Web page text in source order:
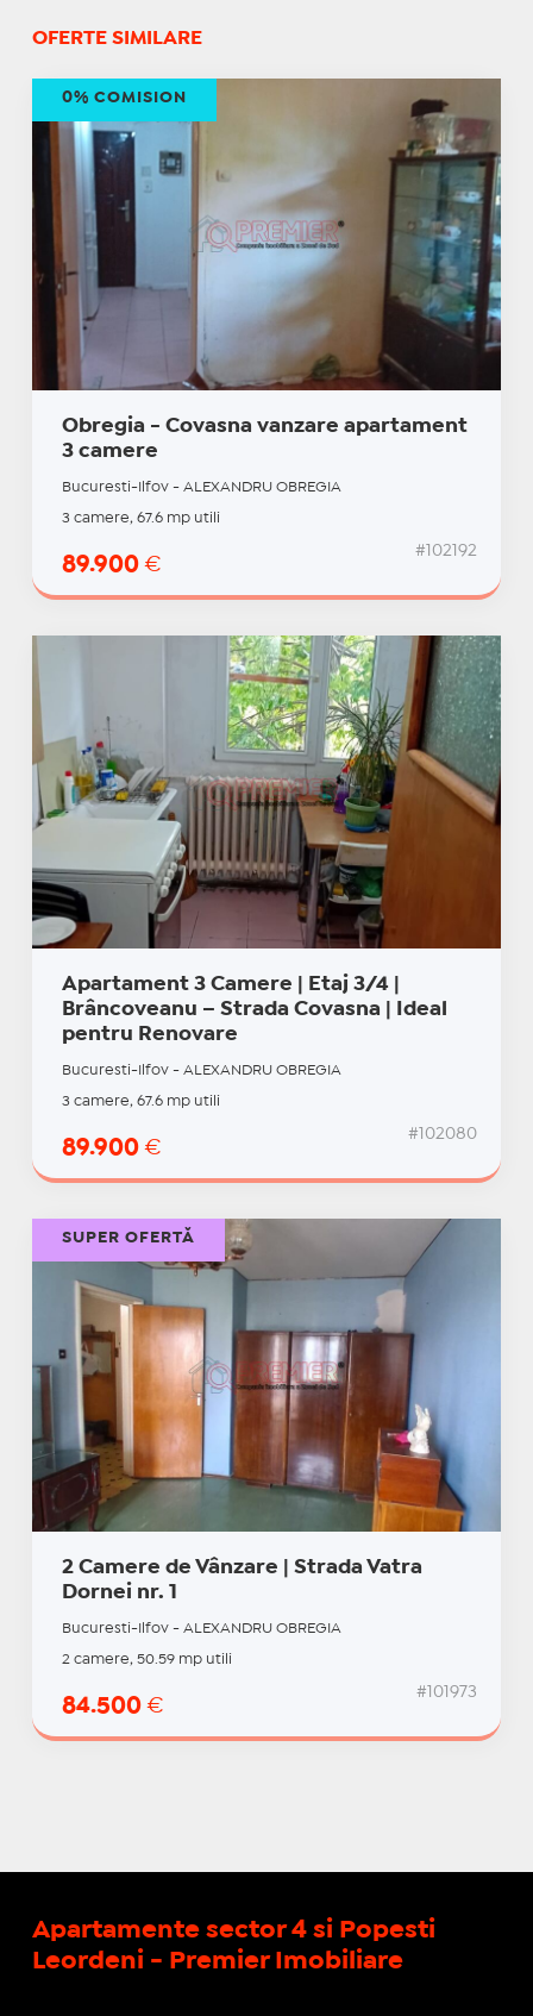
OFERTE SIMILARE
Obregia - Covasna vanzare apartament
3 camere
Bucuresti-Ilfov - ALEXANDRU OBREGIA
3 camere, 67.6 mp utili
89.900 €
#102192
0% COMISION
Apartament 3 Camere | Etaj 3/4 |
Brâncoveanu – Strada Covasna | Ideal
pentru Renovare
Bucuresti-Ilfov - ALEXANDRU OBREGIA
3 camere, 67.6 mp utili
89.900 €
#102080
2 Camere de Vânzare | Strada Vatra
Dornei nr. 1
Bucuresti-Ilfov - ALEXANDRU OBREGIA
2 camere, 50.59 mp utili
84.500 €
#101973
SUPER OFERTĂ
Apartamente sector 4 si Popesti
Leordeni - Premier Imobiliare